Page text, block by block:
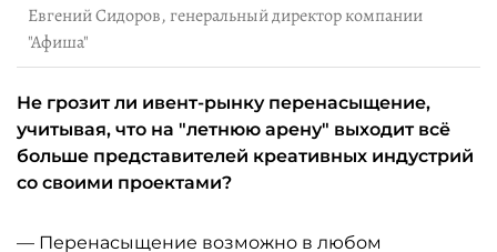
Евгений Сидоров, генеральный директор компании
"Афиша"
Не грозит ли ивент-рынку перенасыщение,
учитывая, что на "летнюю арену" выходит всё
больше представителей креативных индустрий
со своими проектами?
— Перенасыщение возможно в любом